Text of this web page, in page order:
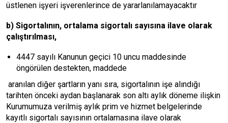
üstlenen işyeri işverenlerince de yararlanılamayacaktır
b) Sigortalının, ortalama sigortalı sayısına ilave olarak
çalıştırılması,
4447 sayılı Kanunun geçici 10 uncu maddesinde
öngörülen destekten, maddede
aranılan diğer şartların yanı sıra, sigortalının işe alındığı
tarihten önceki aydan başlanarak son altı aylık döneme ilişkin
Kurumumuza verilmiş aylık prim ve hizmet belgelerinde
kayıtlı sigortalı sayısının ortalamasına ilave olarak